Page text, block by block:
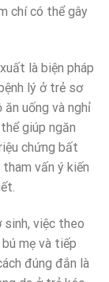
chí có thể gây
là biện pháp
lý ở trẻ sơ
uống và nghỉ
giúp ngăn
chứng bất
vấn ý kiến
việc theo
mẹ và tiếp
đúng đắn là